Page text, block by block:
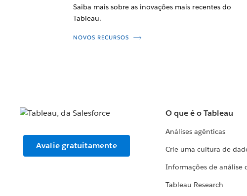
Saiba mais sobre as inovações mais recentes do
Tableau.
NOVOS RECURSOS
Avalie gratuitamente
O que é o Tableau
Análises agênticas
Crie uma cultura de
Informações de análise
Tableau Research